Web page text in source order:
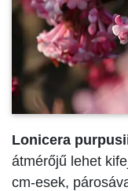
Lonicera
átmérőjű lehet
cm-esek,